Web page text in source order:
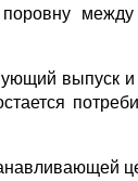
выпуск